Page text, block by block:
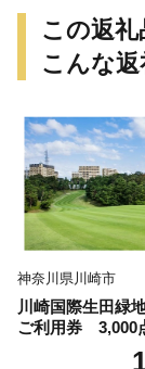
この返
こんな
神奈川県川崎市
川崎国際生田緑
ご利用券 3,000